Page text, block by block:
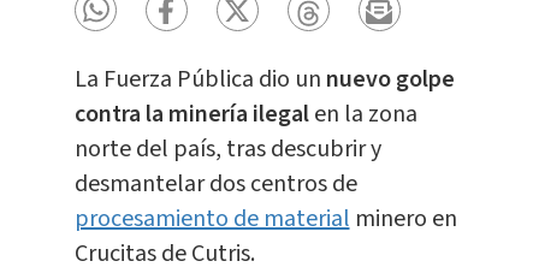
La Fuerza Pública dio un nuevo golpe
contra la minería ilegalen la zona
norte del país, tras descubrir y
desmantelar dos centros de
procesamiento de materialminero en
Crucitas de Cutris.